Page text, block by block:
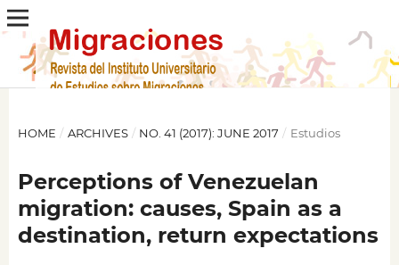
HOME / ARCHIVES / NO. 41 (2017): JUNE 2017 / Estudios
Perceptions of Venezuelan
migration: causes, Spain as a
destination, return expectations